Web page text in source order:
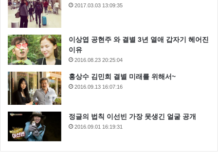
2017.03.03 13:09:35
이상엽 공현주 와 결별 3년 열애 갑자기 헤어진
이유
2016.08.23 20:25:04
홍상수 김민희 결별 미래를 위해서~
2016.09.13 16:07:16
정글의 법칙 이선빈 가장 못생긴 얼굴 공개
2016.09.01 16:19:31